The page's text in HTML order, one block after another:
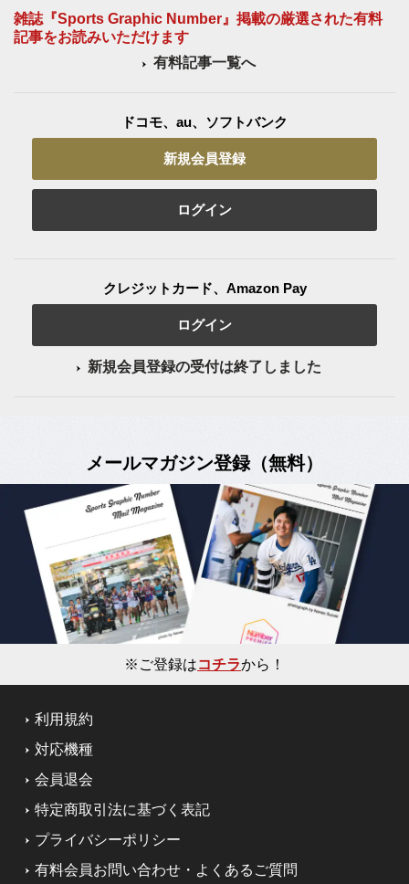
雑誌『Sports Graphic Number』掲載の厳選された有料
記事をお読みいただけます
有料記事一覧へ
ドコモ、au、ソフトバンク
新規会員登録
ログイン
クレジットカード、Amazon Pay
ログイン
新規会員登録の受付は終了しました
メールマガジン登録（無料）
※ご登録はコチラから！
利用規約
対応機種
会員退会
特定商取引法に基づく表記
プライバシーポリシー
有料会員お問い合わせ・よくあるご質問